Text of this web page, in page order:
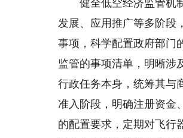
健全低空经济监管机制
发展、应用推广等多阶段
事项，科学配置政府部门
监管的事项清单，明晰涉
行政任务本身，统筹其与
准入阶段，明确注册资金
的配置要求，定期对飞行